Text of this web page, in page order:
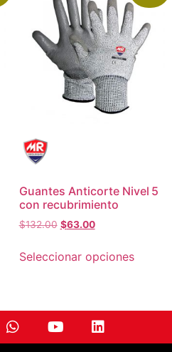
Guantes Anticorte Nivel 5
con recubrimiento
$132.00 $63.00
Seleccionar opciones